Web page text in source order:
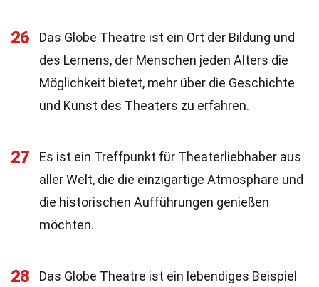
26
Das Globe Theatre ist ein Ort der Bildung und
des Lernens, der Menschen jeden Alters die
Möglichkeit bietet, mehr über die Geschichte
und Kunst des Theaters zu erfahren.
27
Es ist ein Treffpunkt für Theaterliebhaber aus
aller Welt, die die einzigartige Atmosphäre und
die historischen Aufführungen genießen
möchten.
28
Das Globe Theatre ist ein lebendiges Beispiel